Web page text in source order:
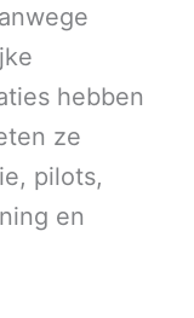
hebben
ze
pilots,
en